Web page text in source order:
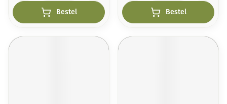
Bestel Bestel